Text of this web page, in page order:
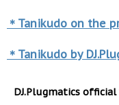
＊Tanikudo on the
＊Tanikudo by
DJ.Plugmatics